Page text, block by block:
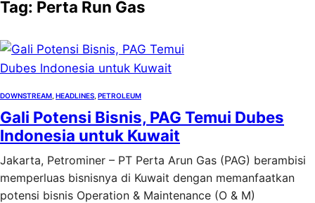
Tag: Perta Run Gas
DOWNSTREAM HEADLINES PETROLEUM
Gali Potensi Bisnis, PAG Temui Dubes
lndonesia untuk Kuwait
Jakarta, Petrominer – PT Perta Arun Gas (PAG) berambisi
memperluas bisnisnya di Kuwait dengan memanfaatkan
potensi bisnis Operation & Maintenance (O & M)